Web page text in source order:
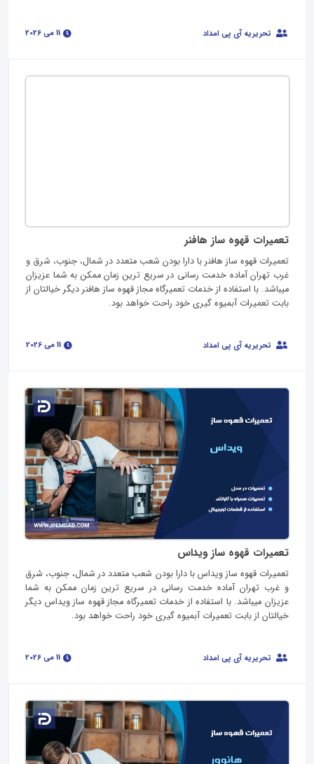
تحریریه آی پی امداد
تعمیرات قهوه ساز هافنر
تعمیرات قهوه ساز هافنر با دارا بودن شعب متعدد در شمال، جنوب، شرق و
غرب تهران آماده خدمت رسانی در سریع ترین زمان ممکن به شما عزیزان
میباشد. با استفاده از خدمات تعمیرگاه مجاز قهوه ساز هافنر دیگر خیالتان از
بابت تعمیرات آبمیوه گیری خود راحت خواهد بود.
تحریریه آی پی امداد
تعمیرات قهوه ساز ویداس
تعمیرات قهوه ساز ویداس با دارا بودن شعب متعدد در شمال، جنوب، شرق
و غرب تهران آماده خدمت رسانی در سریع ترین زمان ممکن به شما
عزیزان میباشد. با استفاده از خدمات تعمیرگاه مجاز قهوه ساز ویداس دیگر
خیالتان از بابت تعمیرات آبمیوه گیری خود راحت خواهد بود.
تحریریه آی پی امداد